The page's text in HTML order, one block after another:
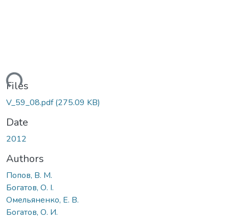
Files
V_59_08.pdf(275.09 KB)
Date
2012
Authors
Попов, В. М.
Богатов, О. І.
Омельяненко, Е. В.
Богатов, О. И.